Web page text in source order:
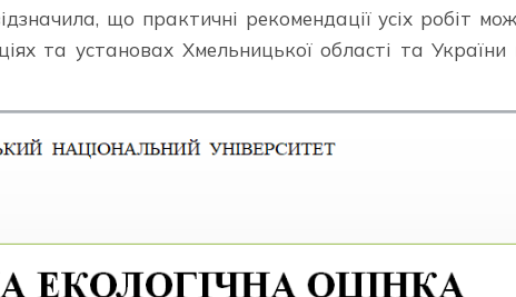
що практичні рекомендації усіх робіт
та установах Хмельницької області та України